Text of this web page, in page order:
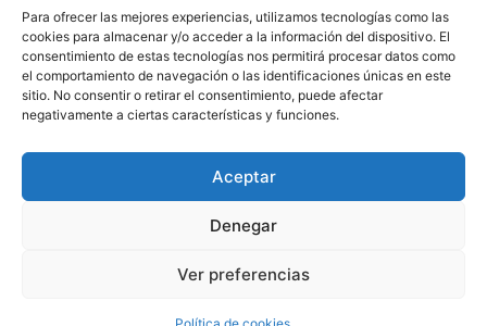
Para ofrecer las mejores experiencias, utilizamos tecnologías como las
cookies para almacenar y/o acceder a la información del dispositivo. El
consentimiento de estas tecnologías nos permitirá procesar datos como
el comportamiento de navegación o las identificaciones únicas en este
sitio. No consentir o retirar el consentimiento, puede afectar
negativamente a ciertas características y funciones.
Aceptar
Denegar
Ver preferencias
CONTACTA CON NOSOTROS